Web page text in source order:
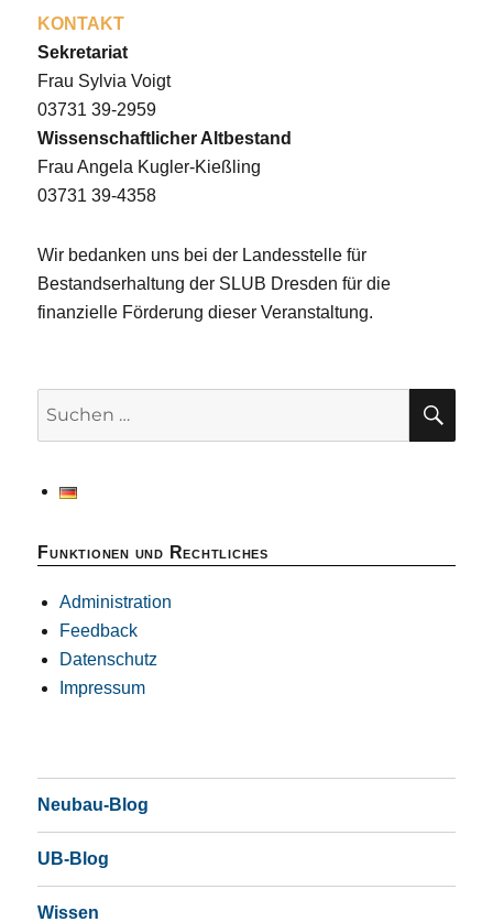
KONTAKT
Sekretariat
Frau Sylvia Voigt
03731 39-2959
Wissenschaftlicher Altbestand
Frau Angela Kugler-Kießling
03731 39-4358
Wir bedanken uns bei der Landesstelle für
Bestandserhaltung der SLUB Dresden für die
finanzielle Förderung dieser Veranstaltung.
Funktionen und Rechtliches
Administration
Feedback
Datenschutz
Impressum
Neubau-Blog
UB-Blog
Wissen